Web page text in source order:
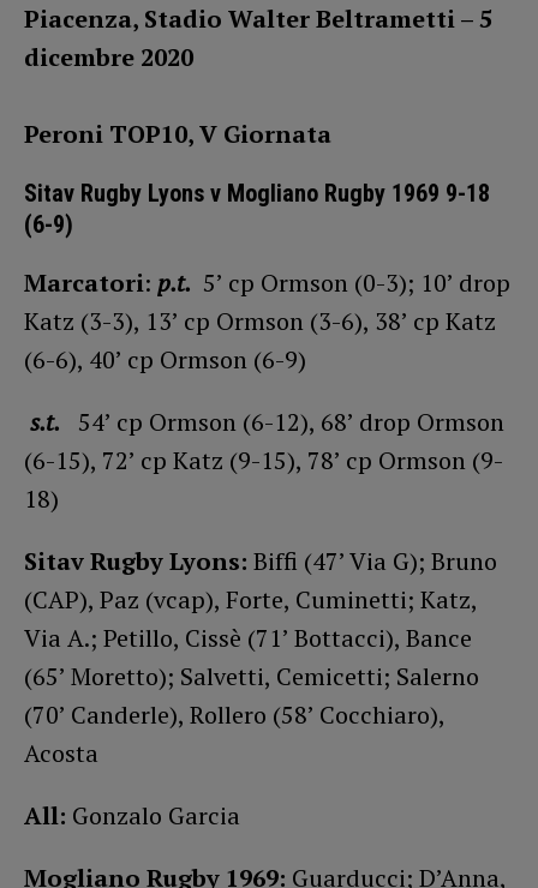
Piacenza, Stadio Walter Beltrametti – 5
dicembre 2020
Peroni TOP10, V Giornata
Sitav Rugby Lyons v Mogliano Rugby 1969 9-18
(6-9)
Marcatori: p.t. 5’ cp Ormson (0-3); 10’ drop
Katz (3-3), 13’ cp Ormson (3-6), 38’ cp Katz
(6-6), 40’ cp Ormson (6-9)
s.t. 54’ cp Ormson (6-12), 68’ drop Ormson
(6-15), 72’ cp Katz (9-15), 78’ cp Ormson (9-
18)
Sitav Rugby Lyons: Biffi (47’ Via G); Bruno
(CAP), Paz (vcap), Forte, Cuminetti; Katz,
Via A.; Petillo, Cissè (71’ Bottacci), Bance
(65’ Moretto); Salvetti, Cemicetti; Salerno
(70’ Canderle), Rollero (58’ Cocchiaro),
Acosta
All: Gonzalo Garcia
Mogliano Rugby 1969: Guarducci; D’Anna,